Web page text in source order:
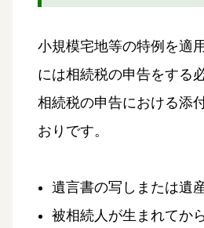
小規模宅地等の特例を適
には相続税の申告をする
相続税の申告における添
おりです。
遺言書の写しまたは遺
被相続人が生まれてか